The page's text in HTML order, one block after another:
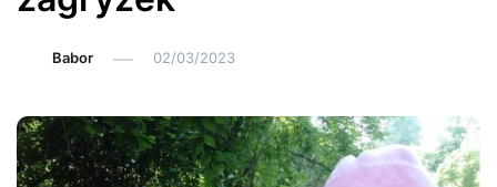
Babor 02/03/2023